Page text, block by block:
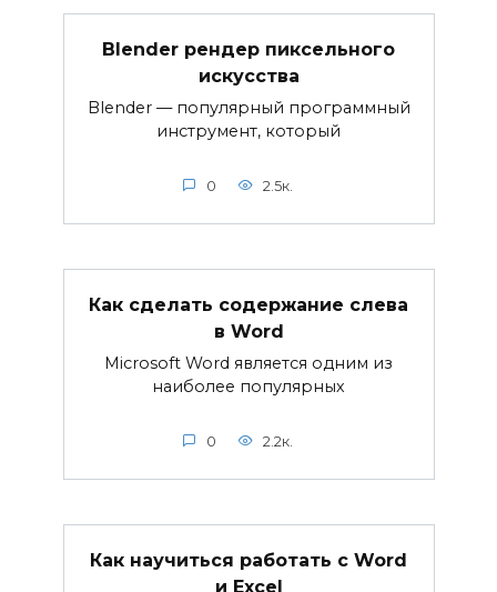
Blender рендер пиксельного
искусства
Blender — популярный программный
инструмент, который
0 2.5к.
Как сделать содержание слева
в Word
Microsoft Word является одним из
наиболее популярных
0 2.2к.
Как научиться работать с Word
и Excel